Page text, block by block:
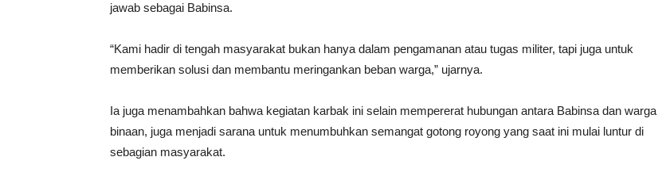
jawab sebagai Babinsa.
“Kami hadir di tengah masyarakat bukan hanya dalam pengamanan atau tugas militer, tapi juga untuk
memberikan solusi dan membantu meringankan beban warga,” ujarnya.
Ia juga menambahkan bahwa kegiatan karbak ini selain mempererat hubungan antara Babinsa dan warga
binaan, juga menjadi sarana untuk menumbuhkan semangat gotong royong yang saat ini mulai luntur di
sebagian masyarakat.